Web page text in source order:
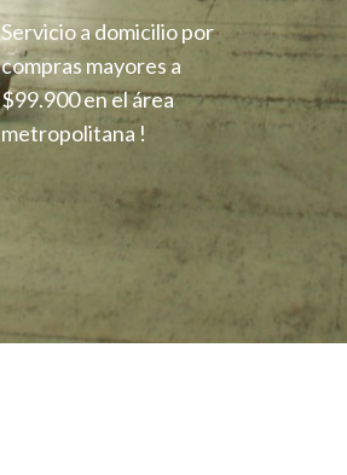
Servicio a domicilio por
compras mayores a
$99.900 en el área
metropolitana !